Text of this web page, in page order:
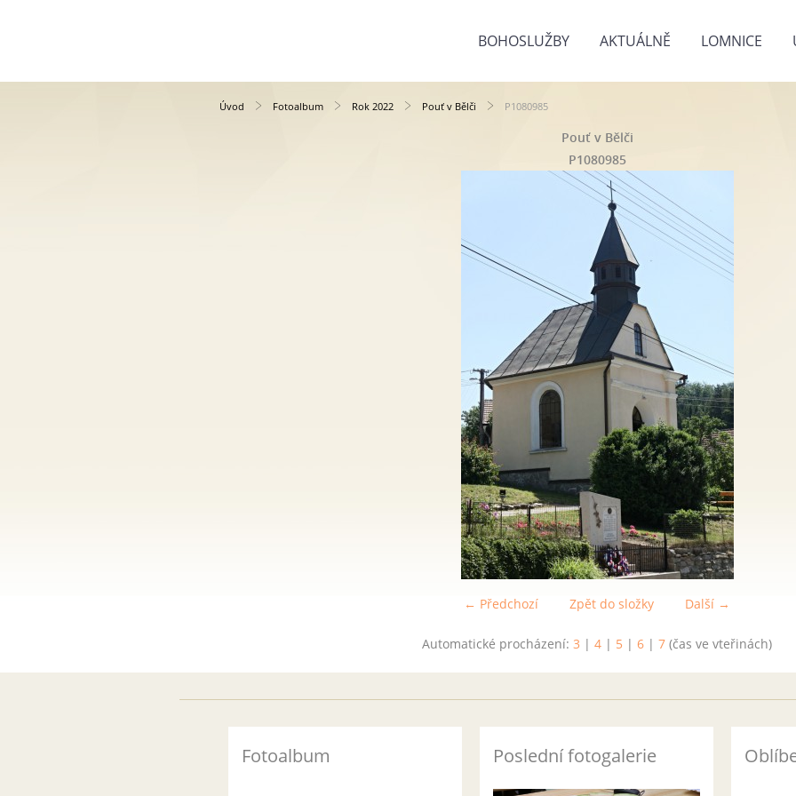
BOHOSLUŽBY AKTUÁLNĚ LOMNICE
Úvod Fotoalbum Rok 2022 Pouť v Bělči P1080985
Pouť v Bělči
P1080985
← Předchozí Další →
Zpět do složky
Automatické procházení: 3 | 4 | 5 | 6 | 7 (čas ve vteřinách)
Fotoalbum Poslední fotogalerie